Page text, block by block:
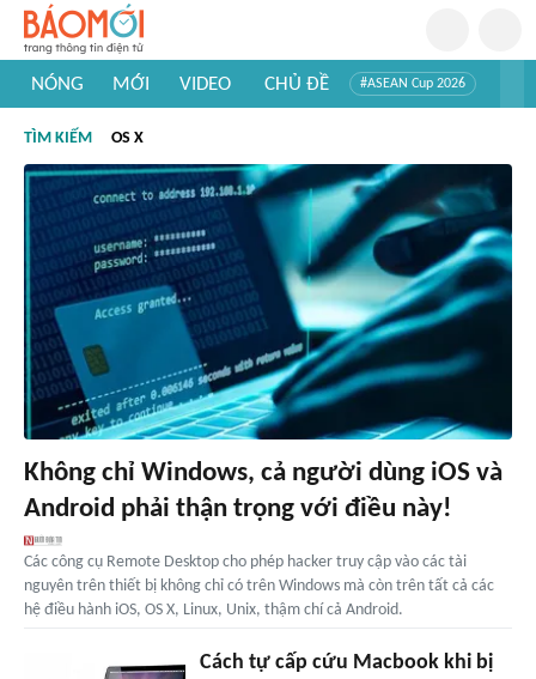
NÓNG MỚI VIDEO CHỦ ĐỀ #ASEAN Cup 2026
#Khám phá thế giới
TÌM KIẾM OS X
Không chỉ Windows, cả người dùng iOS và
Android phải thận trọng với điều này!
Các công cụ Remote Desktop cho phép hacker truy cập vào các tài
nguyên trên thiết bị không chỉ có trên Windows mà còn trên tất cả các
hệ điều hành iOS, OS X, Linux, Unix, thậm chí cả Android.
Cách tự cấp cứu Macbook khi bị